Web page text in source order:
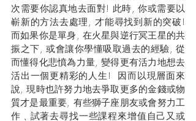
次需要你認真地去面對! 此時, 你或需要以
嶄新的方法去處理, 才能尋找到新的突破!
而如果你是單身, 在火星與逆行冥王星的共
振之下, 或會讓你學懂吸取過去的經驗, 從
而懂得化悲憤為力量, 變得更有活力地想去
活出一個更精彩的人生!  因而以現層面來
說, 現時也許努力地去爭取更多的金錢或物
質才是最重要, 有些獅子座朋友或會努力工
作﹑試著去尋找一些課程來增值自己又或